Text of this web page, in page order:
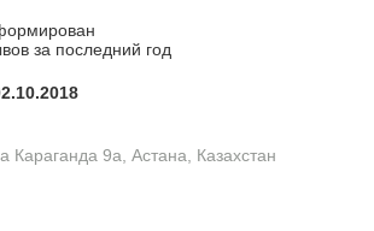
за последний год
Караганда 9а, Астана, Казахстан